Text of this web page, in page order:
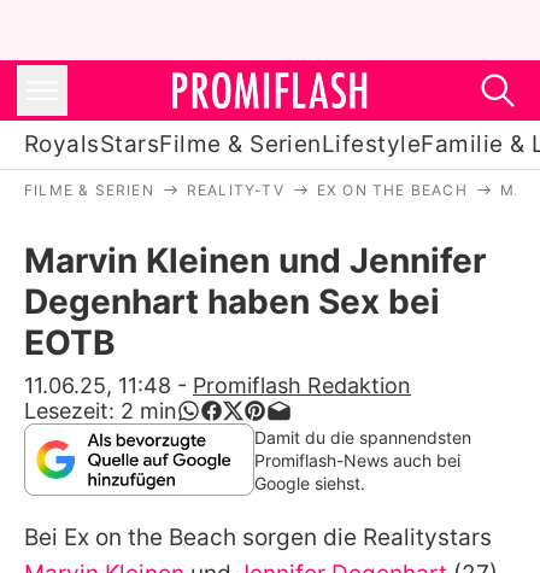
RoyalsStarsFilme & SerienLifestyleFamilie &
Stars
Filme & Serien
Lifestyle
Familie & Liebe
Promiflash Exklusiv
Alle Themen auf Promiflash
FILME & SERIEN REALITY-TV EX ON THE BEACH
Marvin Kleinen und Jennifer
Degenhart haben Sex bei
EOTB
11.06.25, 11:48 - Promiflash Redaktion
Lesezeit: 2 min
Damit du die spannendsten
Promiflash-News auch bei
Google siehst.
Bei Ex on the Beach sorgen die Realitystars